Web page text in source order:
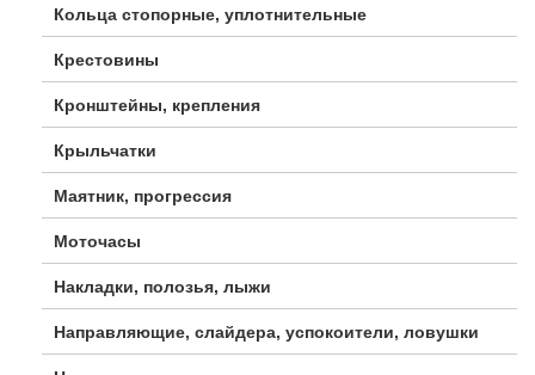
Кольца стопорные, уплотнительные
Крестовины
Кронштейны, крепления
Крыльчатки
Маятник, прогрессия
Моточасы
Накладки, полозья, лыжи
Направляющие, слайдера, успокоители, ловушки